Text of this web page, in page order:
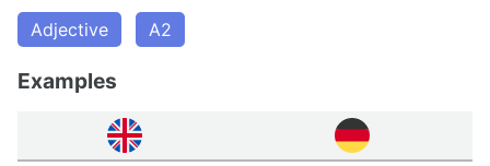
Adjective A2
Examples